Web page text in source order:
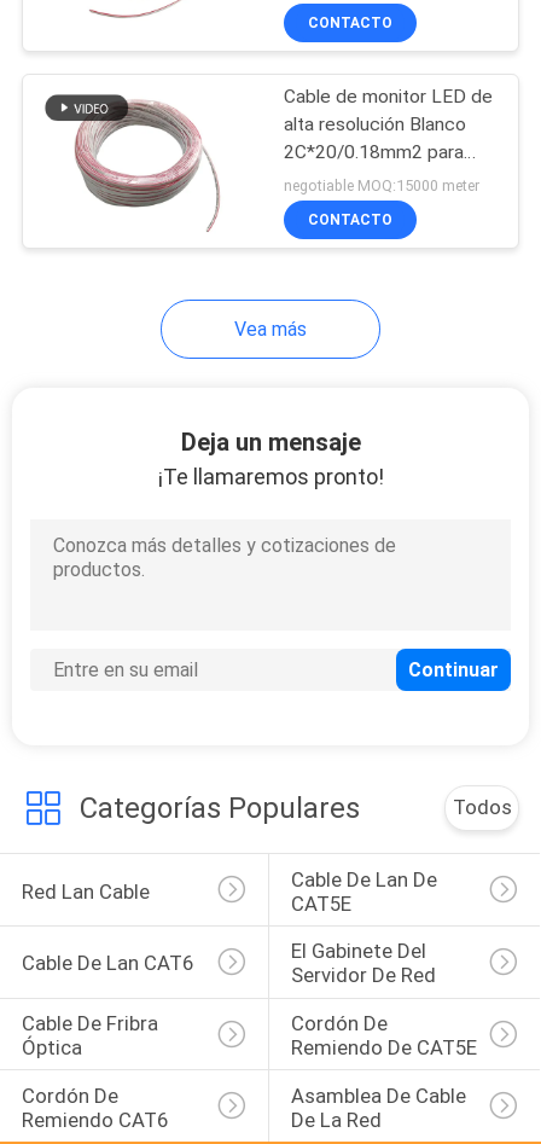
Cordón de remiendo
de la fibra óptica
35
Cat6A LAN Cable
CABLE LAN CAT7
CABLE LAN CAT8
8
CONTACTO
Cable de monitor LED de
alta resolución Blanco
2C*20/0.18mm2 para
una representación visual
clara
negotiable MOQ:15000 meter
CONTACTO
Vea más
Deja un mensaje
¡Te llamaremos pronto!
Categorías Populares Todos
Red Lan Cable
Cable De Lan De
CAT5E
Cable De Lan CAT6
El Gabinete Del
Servidor De Red
Cable De Fribra
Óptica
Cordón De
Remiendo De CAT5E
Cordón De
Remiendo CAT6
Asamblea De Cable
De La Red